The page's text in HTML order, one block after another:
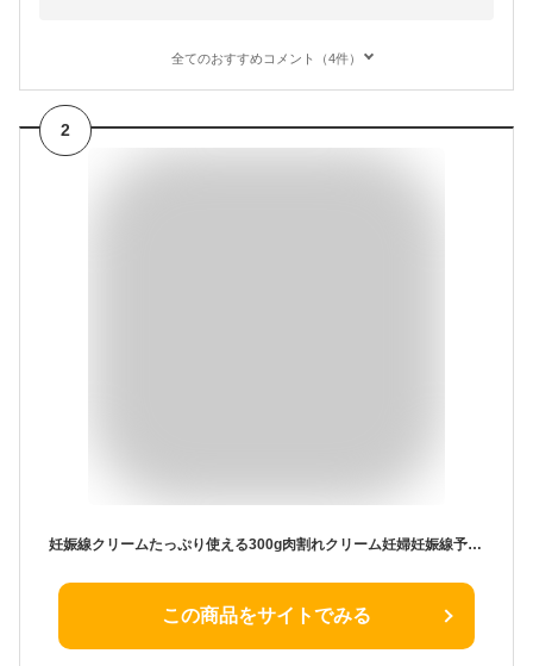
全てのおすすめコメント（4件）
2
妊娠線クリームたっぷり使える300g肉割れクリーム妊婦妊娠線予防クリームマタニティクリーム無香料微香低刺激妊娠線ケアオイルボディクリームママチャーム予防妊婦産前産後ケアプレゼントギフト
この商品をサイトでみる